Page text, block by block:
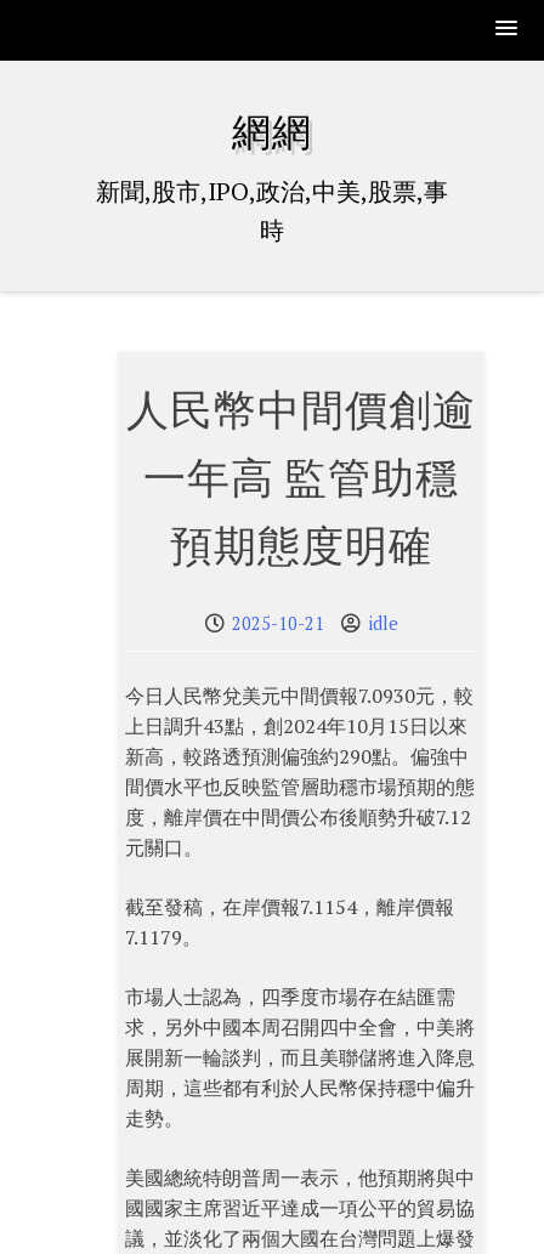
網網
新聞,股市,IPO,政治,中美,股票,事
時
人民幣中間價創逾
一年高 監管助穩
預期態度明確
2025-10-21 idle
今日人民幣兌美元中間價報7.0930元，較
上日調升43點，創2024年10月15日以來
新高，較路透預測偏強約290點。偏強中
間價水平也反映監管層助穩市場預期的態
度，離岸價在中間價公布後順勢升破7.12
元關口。
截至發稿，在岸價報7.1154，離岸價報
7.1179。
市場人士認為，四季度市場存在結匯需
求，另外中國本周召開四中全會，中美將
展開新一輪談判，而且美聯儲將進入降息
周期，這些都有利於人民幣保持穩中偏升
走勢。
美國總統特朗普周一表示，他預期將與中
國國家主席習近平達成一項公平的貿易協
議，並淡化了兩個大國在台灣問題上爆發